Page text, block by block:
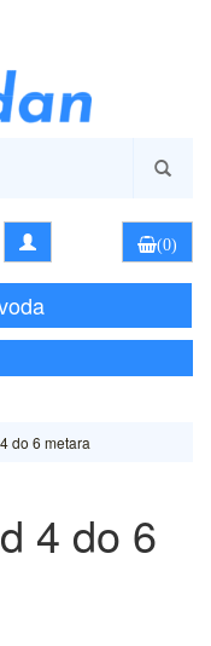
(0)
do 6 metara
4 do 6